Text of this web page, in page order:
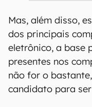
Mas, além disso,
dos principais
eletrônico, a base
presentes nos
não for o
candidato para